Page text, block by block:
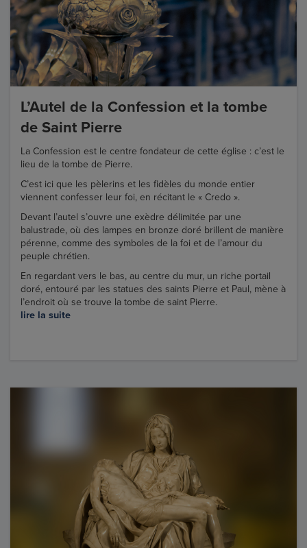
L’Autel de la Confession et la tombe
de Saint Pierre
La Confession est le centre fondateur de cette église : c’est le
lieu de la tombe de Pierre.
C’est ici que les pèlerins et les fidèles du monde entier
viennent confesser leur foi, en récitant le « Credo ».
Devant l’autel s’ouvre une exèdre délimitée par une
balustrade, où des lampes en bronze doré brillent de manière
pérenne, comme des symboles de la foi et de l’amour du
peuple chrétien.
En regardant vers le bas, au centre du mur, un riche portail
doré, entouré par les statues des saints Pierre et Paul, mène à
l’endroit où se trouve la tombe de saint Pierre.
lire la suite